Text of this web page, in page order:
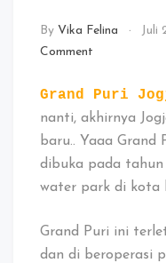
By Vika Felina Juli
Comment
Punya
Park
Grand Puri
nanti, akhirnya
baru.. Yaaa Grand
dibuka pada tahun
water park di kota
Grand Puri ini
dan di beroperasi